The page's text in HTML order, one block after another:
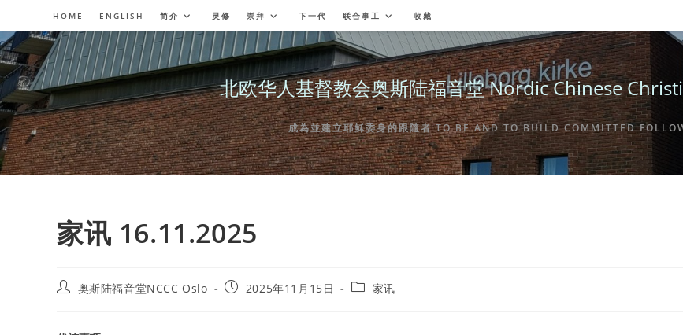
to
content
HOME ENGLISH 简介 灵修 崇拜 下一代 联合事工 收藏
北欧华人基督教会奥斯陆福音堂 Nordic Chinese
成為並建立耶穌委身的跟隨者 TO BE AND TO BUILD COMMITTED
家讯 16.11.2025
Post奥斯陆福音堂NCCC Oslo
Post2025年11月15日
Post家讯